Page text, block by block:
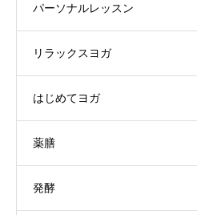
パーソナルレッスン
リラックスヨガ
はじめてヨガ
薬膳
発酵